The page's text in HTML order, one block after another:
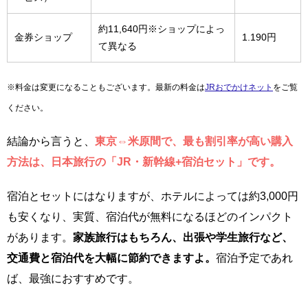
金券ショップ
約11,640円※ショップによっ
て異なる
1.190円
※料金は変更になることもございます。最新の料金はJRおでかけネット をご覧
ください。
結論から言うと、 東京⇔米原間で、最も割引率が高い購入
方法は、日本旅行の「JR・新幹線+宿泊セット」です。
宿泊とセットにはなりますが、ホテルによっては約3,000円
も安くなり、実質、宿泊代が無料になるほどのインパクト
があります。 家族旅行はもちろん、出張や学生旅行など、
交通費と宿泊代を大幅に節約できますよ。 宿泊予定であれ
ば、最強におすすめです。